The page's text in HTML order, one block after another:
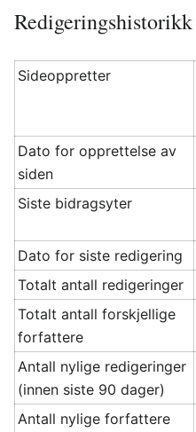
Redigeringshistorikk
Sideoppretter
Dato for opprettelse av
siden
Siste bidragsyter
Dato for siste redigering
Totalt antall redigeringer
Totalt antall forskjellige
forfattere
Antall nylige redigeringer
(innen siste 90 dager)
Antall nylige forfattere